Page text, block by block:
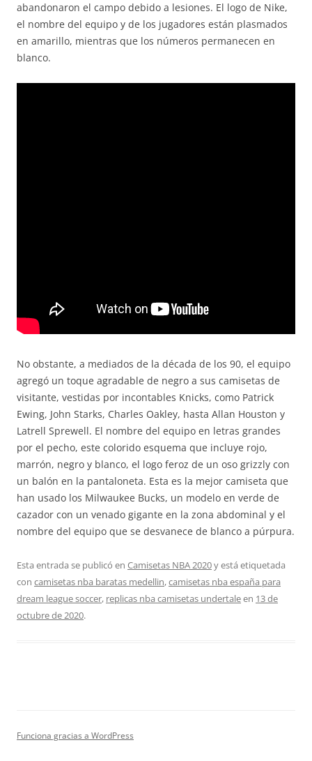
abandonaron el campo debido a lesiones. El logo de Nike,
el nombre del equipo y de los jugadores están plasmados
en amarillo, mientras que los números permanecen en
blanco.
No obstante, a mediados de la década de los 90, el equipo
agregó un toque agradable de negro a sus camisetas de
visitante, vestidas por incontables Knicks, como Patrick
Ewing, John Starks, Charles Oakley, hasta Allan Houston y
Latrell Sprewell. El nombre del equipo en letras grandes
por el pecho, este colorido esquema que incluye rojo,
marrón, negro y blanco, el logo feroz de un oso grizzly con
un balón en la pantaloneta. Esta es la mejor camiseta que
han usado los Milwaukee Bucks, un modelo en verde de
cazador con un venado gigante en la zona abdominal y el
nombre del equipo que se desvanece de blanco a púrpura.
Esta entrada se publicó en Camisetas NBA 2020y está etiquetada
con camisetas nba baratas medellin,camisetas nba españa para
dream league soccer, replicas nba camisetas undertaleen 13 de
octubre de 2020.
Funciona gracias a WordPress